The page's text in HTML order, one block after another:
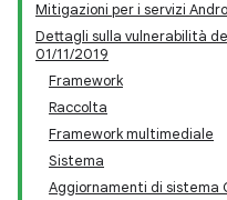
Mitigazioni per i servizi
Dettagli sulla vulnerabilità
01/11/2019
Framework
Raccolta
Framework multimediale
Sistema
Aggiornamenti di sistema